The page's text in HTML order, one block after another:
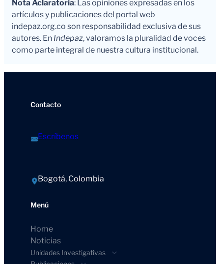
Nota Aclaratoria: Las opiniones expresadas en los
artículos y publicaciones del portal web
indepaz.org.co son responsabilidad exclusiva de sus
autores. En Indepaz, valoramos la pluralidad de voces
como parte integral de nuestra cultura institucional.
Contacto
Escríbenos
Bogotá, Colombia
Menú
Home
Noticias
Unidades Investigativas